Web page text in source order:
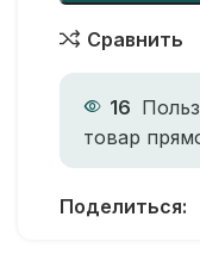
Сравнить
16
товар
Поделиться: